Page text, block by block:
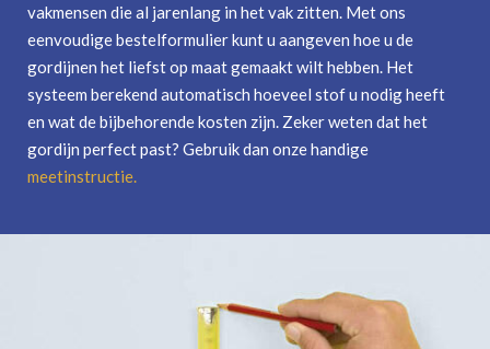
vakmensen die al jarenlang in het vak zitten. Met ons
eenvoudige bestelformulier kunt u aangeven hoe u de
gordijnen het liefst op maat gemaakt wilt hebben. Het
systeem berekend automatisch hoeveel stof u nodig heeft
en wat de bijbehorende kosten zijn. Zeker weten dat het
gordijn perfect past? Gebruik dan onze handige
meetinstructie.